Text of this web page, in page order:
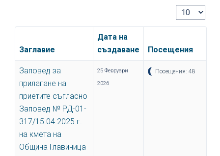
Покажи
Заглавие
Дата на
създаване
Посещения
Заповед за
прилагане на
приетите съгласно
Заповед № РД-01-
317/15.04.2025 г.
на кмета на
Община Главиница
25 Февруари
2026
Посещения: 48